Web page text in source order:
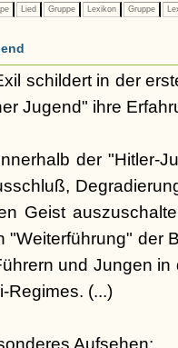
Lied Gruppe Lexikon Gruppe
schildert in der
Jugend" ihre
der "Hitler-
Geist
"Weiterführung" der
und Jungen
Regimes. (...)
Aufsehen: